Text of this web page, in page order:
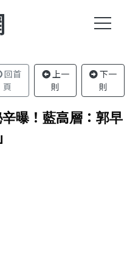
回首
頁
上一
則
下一
則
曝！藍高層：郭早